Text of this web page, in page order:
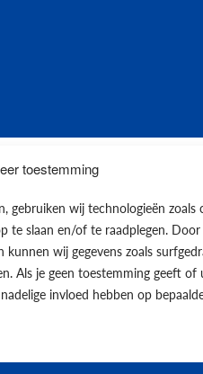
toestemming
gebruiken wij technologieën zoals
te slaan en/of te raadplegen.
wij gegevens zoals
Als je geen toestemming geeft of
invloed hebben op